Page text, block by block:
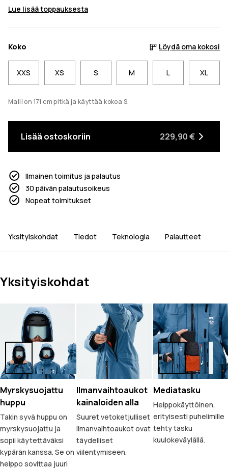
Lue lisää toppauksesta
Koko Löydä oma kokosi
XXS XS S M L XL
Malli on 171 cm pitkä ja käyttää kokoa S.
Lisää ostoskoriin 229,90 €
Ilmainen toimitus ja palautus
30 päivän palautusoikeus
Nopeat toimitukset
Yksityiskohdat Tiedot Teknologia Palautteet
Yksityiskohdat
Myrskysuojattu
huppu
Takin syvä huppu on
myrskysuojattu ja
sopii käytettäväksi
kypärän kanssa. Se on
helppo sovittaa juuri
Ilmanvaihtoaukot
kainaloiden alla
Suuret vetoketjulliset
ilmanvaihtoaukot ovat
täydelliset
viilentymiseen.
Mediatasku
Helppokäyttöinen,
erityisesti puhelimille
tehty tasku
kuulokeväylällä.